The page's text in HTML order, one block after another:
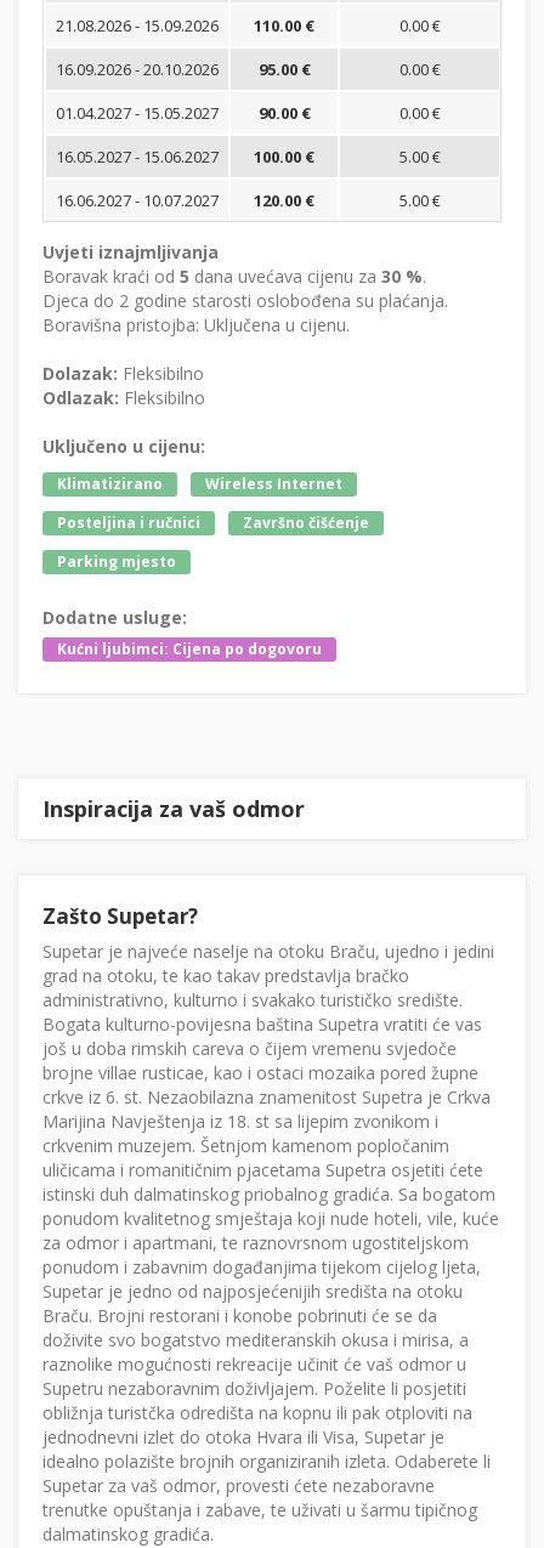
21.08.2026 - 15.09.2026
110.00 €
0.00 €
16.09.2026 - 20.10.2026
95.00 €
0.00 €
01.04.2027 - 15.05.2027
90.00 €
0.00 €
16.05.2027 - 15.06.2027
100.00 €
5.00 €
16.06.2027 - 10.07.2027
120.00 € 5.00 €
Uvjeti iznajmljivanja
Boravak kraći od 5 dana uvećava cijenu za 30 %.
Djeca do 2 godine starosti oslobođena su plaćanja.
Boravišna pristojba: Uključena u cijenu.
Dolazak: Fleksibilno
Odlazak: Fleksibilno
Uključeno u cijenu:
Klimatizirano
Wireless Internet
Posteljina i ručnici
Završno čišćenje
Parking mjesto
Dodatne usluge:
Kućni ljubimci: Cijena po dogovoru
Inspiracija za vaš odmor
Zašto Supetar?
Supetar je najveće naselje na otoku Braču, ujedno i jedini
grad na otoku, te kao takav predstavlja bračko
administrativno, kulturno i svakako turističko središte.
Bogata kulturno-povijesna baština Supetra vratiti će vas
još u doba rimskih careva o čijem vremenu svjedoče
brojne villae rusticae, kao i ostaci mozaika pored župne
crkve iz 6. st. Nezaobilazna znamenitost Supetra je Crkva
Marijina Navještenja iz 18. st sa lijepim zvonikom i
crkvenim muzejem. Šetnjom kamenom popločanim
uličicama i romanitičnim pjacetama Supetra osjetiti ćete
istinski duh dalmatinskog priobalnog gradića. Sa bogatom
ponudom kvalitetnog smještaja koji nude hoteli, vile, kuće
za odmor i apartmani, te raznovrsnom ugostiteljskom
ponudom i zabavnim događanjima tijekom cijelog ljeta,
Supetar je jedno od najposjećenijih središta na otoku
Braču. Brojni restorani i konobe pobrinuti će se da
doživite svo bogatstvo mediteranskih okusa i mirisa, a
raznolike mogućnosti rekreacije učinit će vaš odmor u
Supetru nezaboravnim doživljajem. Poželite li posjetiti
obližnja turistčka odredišta na kopnu ili pak otploviti na
jednodnevni izlet do otoka Hvara ili Visa, Supetar je
idealno polazište brojnih organiziranih izleta. Odaberete li
Supetar za vaš odmor, provesti ćete nezaboravne
trenutke opuštanja i zabave, te uživati u šarmu tipičnog
dalmatinskog gradića.